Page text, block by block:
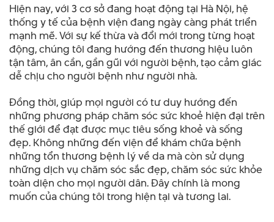
Hiện nay, với 3 cơ sở đang hoạt động tại Hà Nội, hệ
thống y tế của bệnh viện đang ngày càng phát triển
mạnh mẽ. Với sự kế thừa và đổi mới trong từng hoạt
động, chúng tôi đang hướng đến thương hiệu luôn
tận tâm, ân cần, gần gũi với người bệnh, tạo cảm giác
dễ chịu cho người bệnh như người nhà.
Đồng thời, giúp mọi người có tư duy hướng đến
những phương pháp chăm sóc sức khoẻ hiện đại trên
thế giới để đạt được mục tiêu sống khoẻ và sống
đẹp. Không những đến viện để khám chữa bệnh
những tổn thương bệnh lý về da mà còn sử dụng
những dịch vụ chăm sóc sắc đẹp, chăm sóc sức khỏe
toàn diện cho mọi người dân. Đây chính là mong
muốn của chúng tôi trong hiện tại và tương lai.